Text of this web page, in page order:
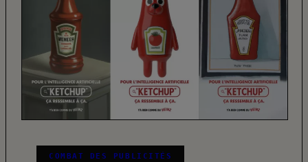
COMBAT DES PUBLICITÉS